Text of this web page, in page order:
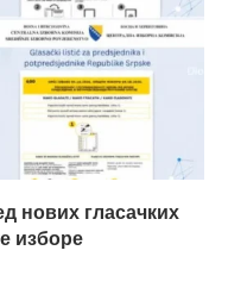
нових гласачких
изборе